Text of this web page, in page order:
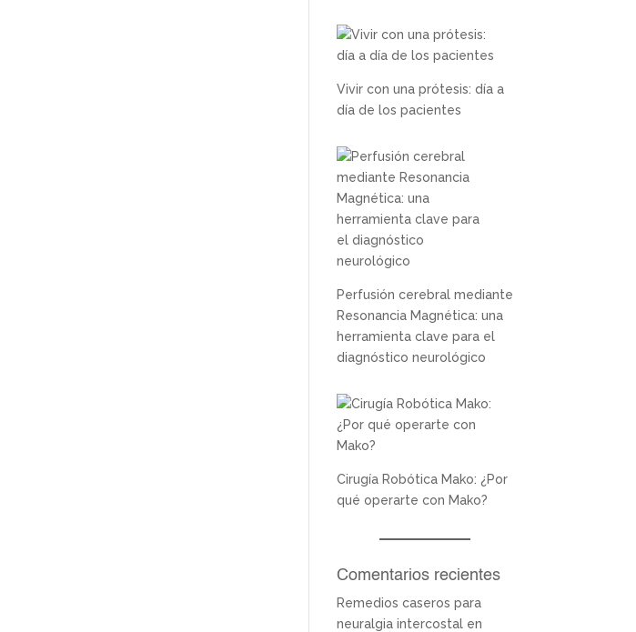
Vivir con una prótesis: día a
día de los pacientes
Perfusión cerebral mediante
Resonancia Magnética: una
herramienta clave para el
diagnóstico neurológico
Cirugía Robótica Mako: ¿Por
qué operarte con Mako?
Comentarios recientes
Remedios caseros para
neuralgia intercostal en